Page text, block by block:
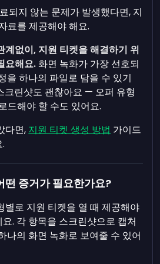
되지 않는 문제가 발생했다면, 지
료를 제공해야 해요.
계없이, 지원 티켓을 해결하기 위
요해요. 화면 녹화가 가장 선호되
을 하나의 파일로 담을 수 있기
크린샷도 괜찮아요 — 오퍼 유형
드해야 할 수도 있어요.
다면, 지원 티켓 생성 방법 가이드
떤 증거가 필요한가요?
별로 지원 티켓을 열 때 제공해야
. 각 항목을 스크린샷으로 캡처
나의 화면 녹화로 보여줄 수 있어